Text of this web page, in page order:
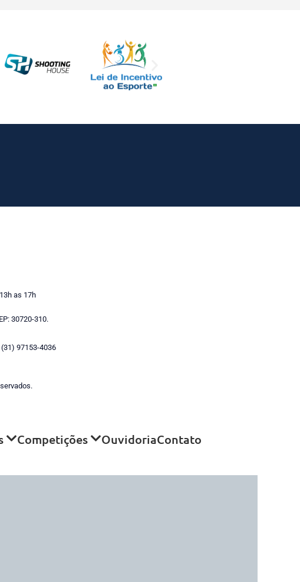
as 17h
30720-310.
97153-4036
Competições OuvidoriaContato